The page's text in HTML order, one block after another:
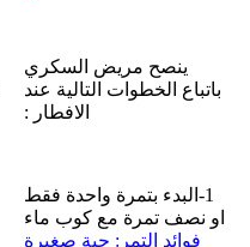
ينصح مريض السكري
باتباع الخطوات التالية عند
الافطار :
1-البدء بتمرة واحدة فقط
او نصف تمرة مع كوب ماء
فوائد التمر: حبة صغيرة